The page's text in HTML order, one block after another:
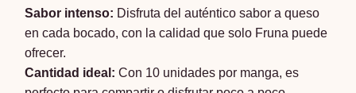
Sabor intenso: Disfruta del auténtico sabor a queso
en cada bocado, con la calidad que solo Fruna puede
ofrecer.
Cantidad ideal: Con 10 unidades por manga, es